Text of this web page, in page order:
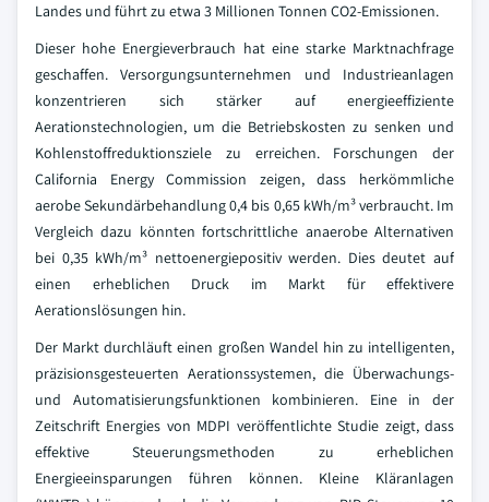
Landes und führt zu etwa 3 Millionen Tonnen CO2-Emissionen.
Dieser hohe Energieverbrauch hat eine starke Marktnachfrage
geschaffen. Versorgungsunternehmen und Industrieanlagen
konzentrieren sich stärker auf energieeffiziente
Aerationstechnologien, um die Betriebskosten zu senken und
Kohlenstoffreduktionsziele zu erreichen. Forschungen der
California Energy Commission zeigen, dass herkömmliche
aerobe Sekundärbehandlung 0,4 bis 0,65 kWh/m³ verbraucht. Im
Vergleich dazu könnten fortschrittliche anaerobe Alternativen
bei 0,35 kWh/m³ nettoenergiepositiv werden. Dies deutet auf
einen erheblichen Druck im Markt für effektivere
Aerationslösungen hin.
Der Markt durchläuft einen großen Wandel hin zu intelligenten,
präzisionsgesteuerten Aerationssystemen, die Überwachungs-
und Automatisierungsfunktionen kombinieren. Eine in der
Zeitschrift Energies von MDPI veröffentlichte Studie zeigt, dass
effektive Steuerungsmethoden zu erheblichen
Energieeinsparungen führen können. Kleine Kläranlagen